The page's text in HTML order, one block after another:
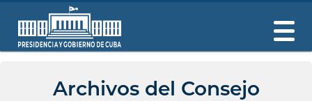
Archivos del Consejo